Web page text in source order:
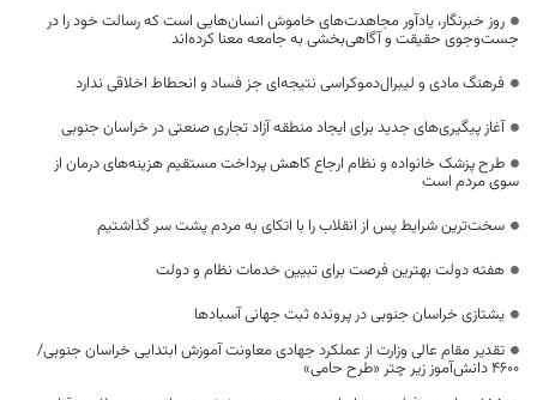
روز خبرنگار، یادآور مجاهدت‌های خاموش انسان‌هایی است که رسالت خود را در
جست‌وجوی حقیقت و آگاهی‌بخشی به جامعه معنا کرده‌اند
فرهنگ مادی و لیبرال‌دموکراسی نتیجه‌ای جز فساد و انحطاط اخلاقی ندارد
آغاز پیگیری‌های جدید برای ایجاد منطقه آزاد تجاری صنعتی در خراسان جنوبی
طرح پزشک خانواده و نظام ارجاع کاهش پرداخت مستقیم هزینه‌های درمان از
سوی مردم است
سخت‌ترین شرایط پس از انقلاب را با اتکای به مردم پشت سر گذاشتیم
هفته دولت بهترین فرصت برای تبیین خدمات نظام و دولت
یشتازی خراسان جنوبی در پرونده ثبت جهانی آسبادها
تقدیر مقام عالی وزارت از عملکرد جهادی معاونت آموزش ابتدایی خراسان جنوبی/
۴۶۰۰ دانش‌آموز زیر چتر «طرح حامی»